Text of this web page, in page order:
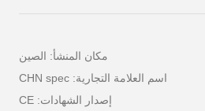
مكان المنشأ: الصين
اسم العلامة التجارية: CHN spec
إصدار الشهادات: CE